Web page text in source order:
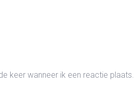
keer wanneer ik een reactie plaats.